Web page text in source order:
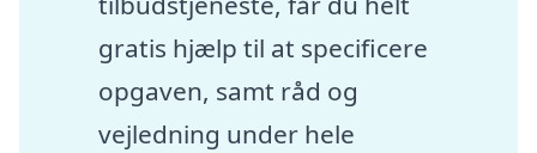
gratis hjælp til at specificere
opgaven, samt råd og
vejledning under hele